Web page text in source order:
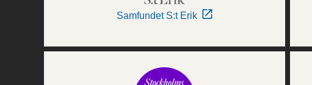
Samfundet S:t Erik